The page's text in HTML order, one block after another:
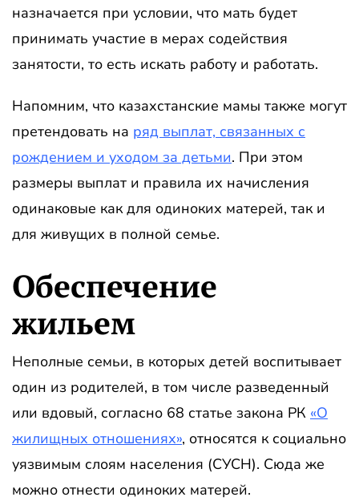
назначается при условии, что мать будет
принимать участие в мерах содействия
занятости, то есть искать работу и работать.
Напомним, что казахстанские мамы также могут
претендовать на ряд выплат, связанных с
рождением и уходом за детьми. При этом
размеры выплат и правила их начисления
одинаковые как для одиноких матерей, так и
для живущих в полной семье.
Обеспечение
жильем
Неполные семьи, в которых детей воспитывает
один из родителей, в том числе разведенный
или вдовый, согласно 68 статье закона РК «О
жилищных отношениях», относятся к социально
уязвимым слоям населения (СУСН). Сюда же
можно отнести одиноких матерей.